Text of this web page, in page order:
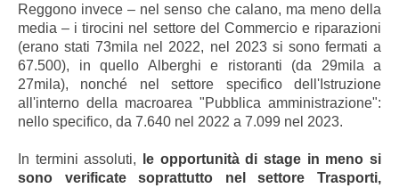
Reggono invece – nel senso che calano, ma meno della
media – i tirocini nel settore del Commercio e riparazioni
(erano stati 73mila nel 2022, nel 2023 si sono fermati a
67.500), in quello Alberghi e ristoranti (da 29mila a
27mila), nonché nel settore specifico dell'Istruzione
all'interno della macroarea "Pubblica amministrazione":
nello specifico, da 7.640 nel 2022 a 7.099 nel 2023.
In termini assoluti, le opportunità di stage in meno si
sono verificate soprattutto nel settore Trasporti,